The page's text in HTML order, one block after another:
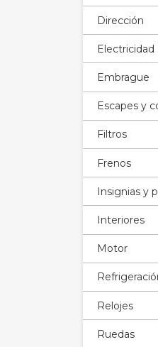
Dirección
Electricidad
Embrague
Escapes y
Filtros
Frenos
Insignias y
Interiores
Motor
Relojes
Ruedas